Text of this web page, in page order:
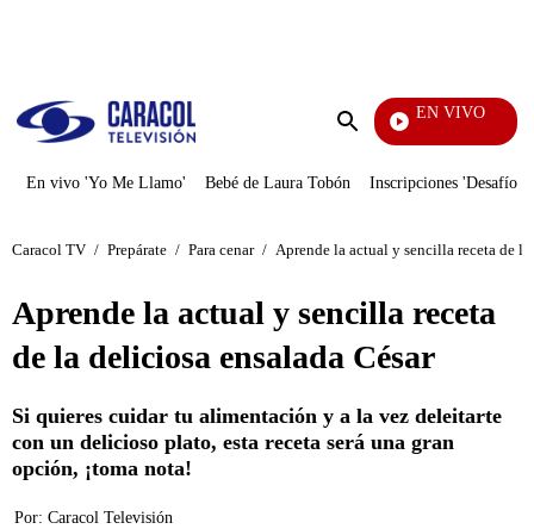
Enviar
EN VIVO
Doble Vía
En vivo 'Yo Me Llamo' Bebé de Laura Tobón Inscripciones 'Desafío'
Caracol TV / Prepárate / Para cenar / Aprende la actual y sencilla receta de
Aprende la actual y sencilla receta
de la deliciosa ensalada César
Si quieres cuidar tu alimentación y a la vez deleitarte
con un delicioso plato, esta receta será una gran
opción, ¡toma nota!
Por: Caracol Televisión